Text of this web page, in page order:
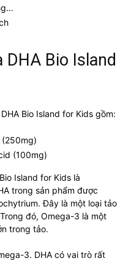
DHA Bio Island
Bio Island for Kids gồm:
(250mg)
(100mg)
Island for Kids là
trong sản phẩm được
Đây là một loại tảo
đó, Omega-3 là một
trong tảo.
3. DHA có vai trò rất